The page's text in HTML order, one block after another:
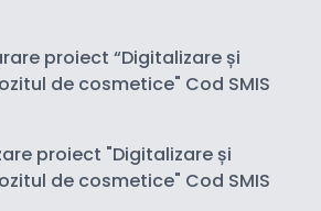
proiect “Digitalizare și
de cosmetice" Cod SMIS
proiect "Digitalizare și
de cosmetice" Cod SMIS